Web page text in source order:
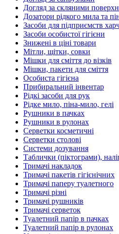
Догляд за скляними
Дозатори рідкого мила та
Засоби для підприємств
Засоби особистої гігієни
Знижені в ціні товари
Мітли, щітки, совки
Мішки для сміття до візків
Мішки, пакети для сміття
Особиста гігієна
Прибиральний інвентар
Рідкі засоби для рук
Рідке мило, піна-мило, гелі
Рушники в пачках
Рушники в рулонах
Серветки косметичні
Серветки столові
Системи дозування
Таблички (піктограми),
Тримачі накладок
Тримачі пакетів гігієнічних
Тримачі паперу туалетного
Тримачі різні
Тримачі рушників
Тримачі серветок
Туалетний папір в пачках
Туалетний папір в рулонах